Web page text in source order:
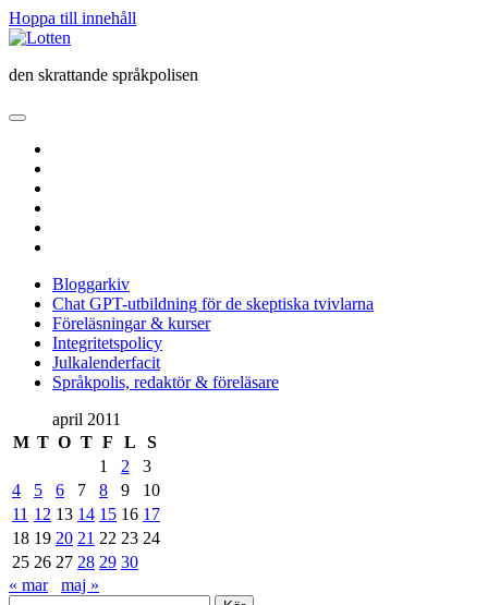
Hoppa till innehåll
Lotten
den skrattande språkpolisen
öppna
meny
Bloggarkiv
Chat GPT-utbildning för de skeptiska tvivlarna
Föreläsningar & kurser
Integritetspolicy
Julkalenderfacit
Språkpolis, redaktör & föreläsare
Sidopanel
april 2011
M T O T F L
S
1
2
3
4
5 6 7 8 9
10
11 12 13 14 15 16 17
18 19 20 21 22 23 24
25 26 27 28 29 30
« mar
maj »